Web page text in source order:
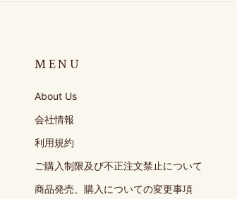
MENU
About Us
会社情報
利用規約
ご購入制限及び不正注文禁止について
商品発売、購入についての変更事項